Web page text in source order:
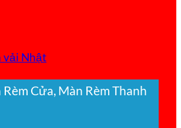
Cửa, Màn Rèm Thanh